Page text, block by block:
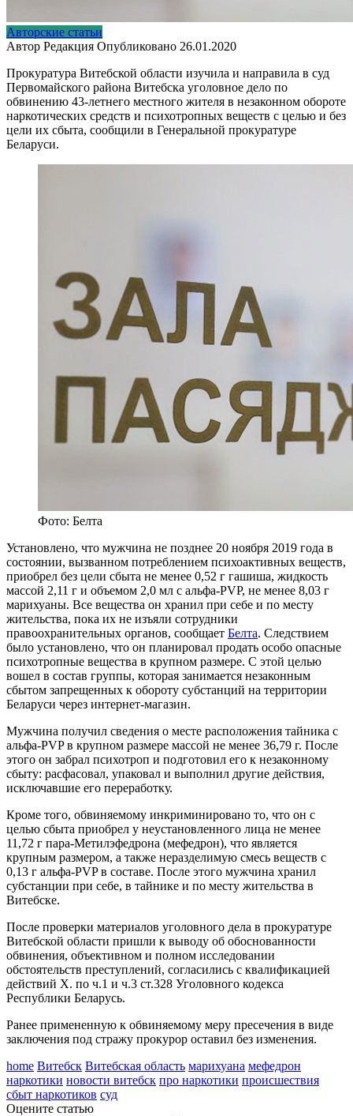
Авторские статьи
Автор Редакция Опубликовано 26.01.2020
Прокуратура Витебской области изучила и направила в суд
Первомайского района Витебска уголовное дело по
обвинению 43-летнего местного жителя в незаконном обороте
наркотических средств и психотропных веществ с целью и без
цели их сбыта, сообщили в Генеральной прокуратуре
Беларуси.
Фото: Белта
Установлено, что мужчина не позднее 20 ноября 2019 года в
состоянии, вызванном потреблением психоактивных веществ,
приобрел без цели сбыта не менее 0,52 г гашиша, жидкость
массой 2,11 г и объемом 2,0 мл с альфа-PVP, не менее 8,03 г
марихуаны. Все вещества он хранил при себе и по месту
жительства, пока их не изъяли сотрудники
правоохранительных органов, сообщает Белта. Следствием
было установлено, что он планировал продать особо опасные
психотропные вещества в крупном размере. С этой целью
вошел в состав группы, которая занимается незаконным
сбытом запрещенных к обороту субстанций на территории
Беларуси через интернет-магазин.
Мужчина получил сведения о месте расположения тайника с
альфа-PVP в крупном размере массой не менее 36,79 г. После
этого он забрал психотроп и подготовил его к незаконному
сбыту: расфасовал, упаковал и выполнил другие действия,
исключавшие его переработку.
Кроме того, обвиняемому инкриминировано то, что он с
целью сбыта приобрел у неустановленного лица не менее
11,72 г пара-Метилэфедрона (мефедрон), что является
крупным размером, а также неразделимую смесь веществ с
0,13 г альфа-PVP в составе. После этого мужчина хранил
субстанции при себе, в тайнике и по месту жительства в
Витебске.
После проверки материалов уголовного дела в прокуратуре
Витебской области пришли к выводу об обоснованности
обвинения, объективном и полном исследовании
обстоятельств преступлений, согласились с квалификацией
действий Х. по ч.1 и ч.3 ст.328 Уголовного кодекса
Республики Беларусь.
Ранее примененную к обвиняемому меру пресечения в виде
заключения под стражу прокурор оставил без изменения.
home Витебск Витебская область марихуана мефедрон
наркотики новости витебск про наркотики происшествия
сбыт наркотиков суд
Оцените статью